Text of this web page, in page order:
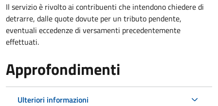
Il servizio è rivolto ai contribuenti che intendono chiedere di
detrarre, dalle quote dovute per un tributo pendente,
eventuali eccedenze di versamenti precedentemente
effettuati.
Approfondimenti
Ulteriori informazioni